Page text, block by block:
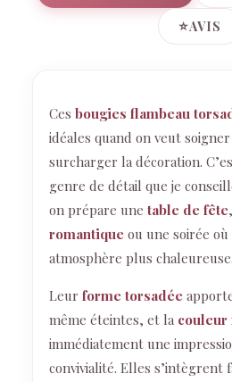
⭐AVIS
Ces bougies flambeau
idéales quand on veut soigner
surcharger la décoration.
genre de détail que je
on prépare une table de fête
romantique ou une soirée
atmosphère plus chaleureuse.
Leur forme torsadée
même éteintes, et la couleur
immédiatement une
convivialité. Elles s’intègrent